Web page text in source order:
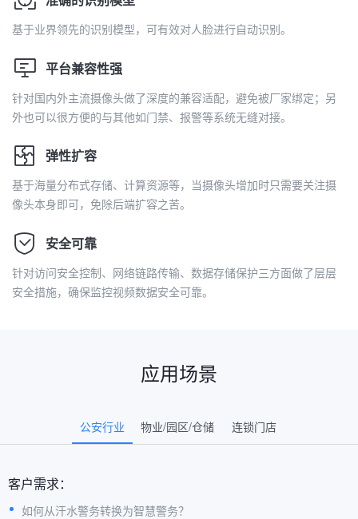
基于业界领先的识别模型，可有效对人脸进行自动识别。
平台兼容性强
针对国内外主流摄像头做了深度的兼容适配，避免被厂家绑定；另
外也可以很方便的与其他如门禁、报警等系统无缝对接。
弹性扩容
基于海量分布式存储、计算资源等，当摄像头增加时只需要关注摄
像头本身即可，免除后端扩容之苦。
安全可靠
针对访问安全控制、网络链路传输、数据存储保护三方面做了层层
安全措施，确保监控视频数据安全可靠。
应用场景
公安行业 物业/园区/仓储 连锁门店
客户需求：
如何从汗水警务转换为智慧警务？